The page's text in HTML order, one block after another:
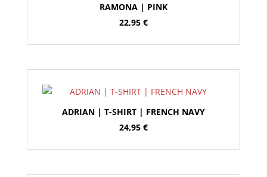
RAMONA | PINK
22,95 €
ADRIAN | T-SHIRT | FRENCH NAVY
24,95 €